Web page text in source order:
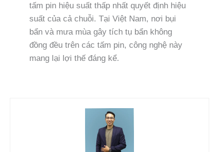
tấm pin hiệu suất thấp nhất quyết định hiệu
suất của cả chuỗi. Tại Việt Nam, nơi bụi
bẩn và mưa mùa gây tích tụ bẩn không
đồng đều trên các tấm pin, công nghệ này
mang lại lợi thế đáng kể.